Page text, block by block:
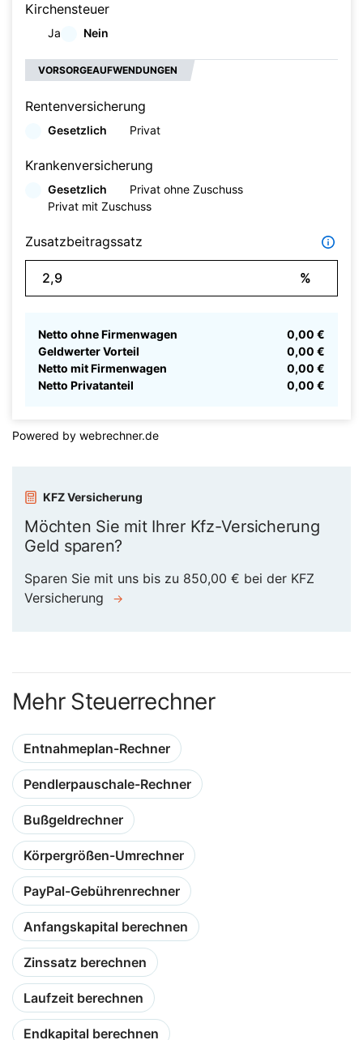
Kirchensteuer
Ja Nein
VORSORGEAUFWENDUNGEN
Rentenversicherung
Gesetzlich Privat
Krankenversicherung
Gesetzlich
Privat ohne Zuschuss
Privat mit Zuschuss
Zusatzbeitragssatz
%
Netto ohne Firmenwagen
0,00 €
Geldwerter Vorteil
0,00 €
Netto mit Firmenwagen
0,00 €
Netto Privatanteil
0,00 €
Powered by webrechner.de
KFZ Versicherung
Möchten Sie mit Ihrer Kfz-Versicherung
Geld sparen?
Sparen Sie mit uns bis zu 850,00 € bei der KFZ
Versicherung
→
Mehr Steuerrechner
Entnahmeplan-Rechner
Pendlerpauschale-Rechner
Bußgeldrechner
Körpergrößen-Umrechner
PayPal-Gebührenrechner
Anfangskapital berechnen
Zinssatz berechnen
Laufzeit berechnen
Endkapital berechnen